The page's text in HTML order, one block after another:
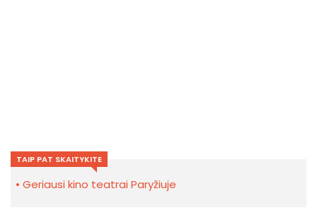
TAIP PAT SKAITYKITE
Geriausi kino teatrai Paryžiuje